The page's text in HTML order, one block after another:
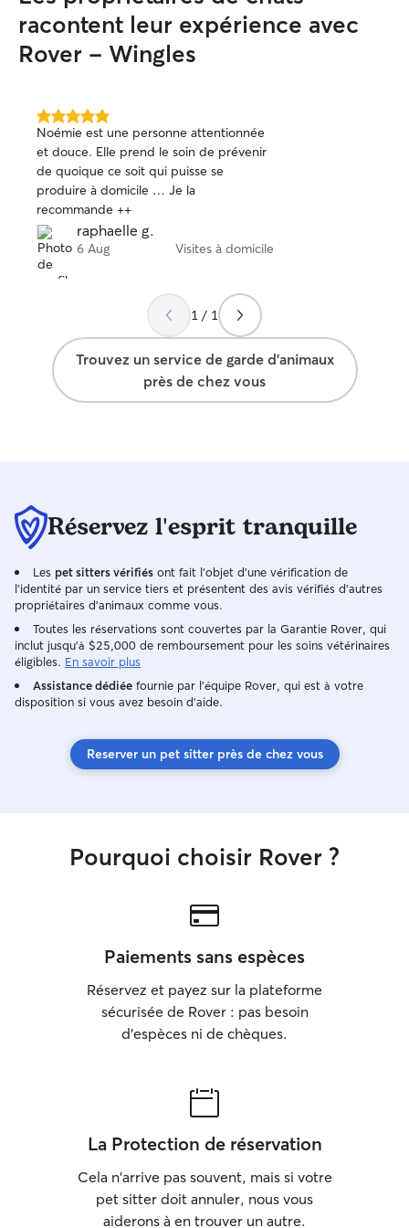
racontent leur expérience avec
Rover - Wingles
5.0 étoile(s)
sur
5
Noémie est une personne attentionnée
et douce. Elle prend le soin de prévenir
de quoique ce soit qui puisse se
produire à domicile … Je la
recommande ++
raphaelle g.
6 Aug Visites à domicile
1 / 1
Trouvez un service de garde d'animaux
près de chez vous
Réservez l'esprit tranquille
Les pet sitters vérifiés ont fait l'objet d'une vérification de
l'identité par un service tiers et présentent des avis vérifiés d'autres
propriétaires d'animaux comme vous.
Toutes les réservations sont couvertes par la Garantie Rover, qui
inclut jusqu'à $25,000 de remboursement pour les soins vétérinaires
éligibles. En savoir plus
Assistance dédiée fournie par l'équipe Rover, qui est à votre
disposition si vous avez besoin d'aide.
Reserver un pet sitter près de chez vous
Pourquoi choisir Rover ?
Paiements sans espèces
Réservez et payez sur la plateforme
sécurisée de Rover : pas besoin
d'espèces ni de chèques.
La Protection de réservation
Cela n'arrive pas souvent, mais si votre
pet sitter doit annuler, nous vous
aiderons à en trouver un autre.